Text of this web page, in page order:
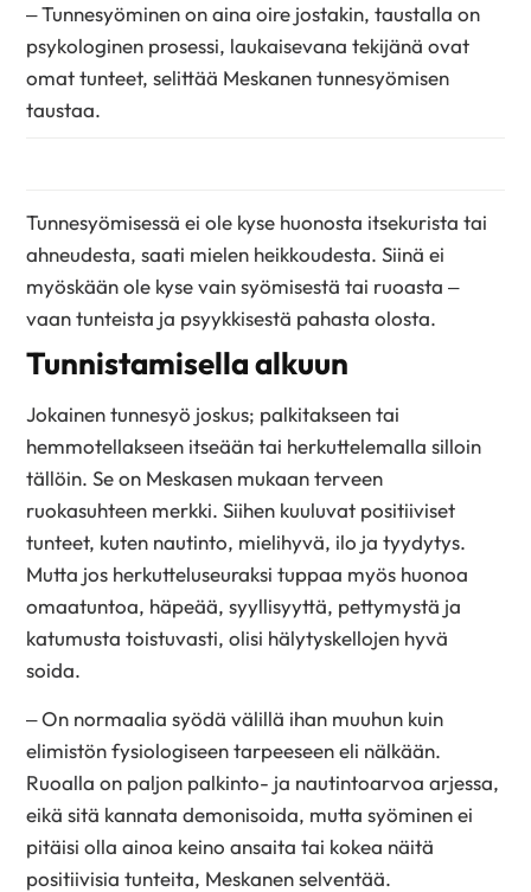
– Tunnesyöminen on aina oire jostakin, taustalla on
psykologinen prosessi, laukaisevana tekijänä ovat
omat tunteet, selittää Meskanen tunnesyömisen
taustaa.
Tunnesyömisessä ei ole kyse huonosta itsekurista tai
ahneudesta, saati mielen heikkoudesta. Siinä ei
myöskään ole kyse vain syömisestä tai ruoasta –
vaan tunteista ja psyykkisestä pahasta olosta.
Tunnistamisella alkuun
Jokainen tunnesyö joskus; palkitakseen tai
hemmotellakseen itseään tai herkuttelemalla silloin
tällöin. Se on Meskasen mukaan terveen
ruokasuhteen merkki. Siihen kuuluvat positiiviset
tunteet, kuten nautinto, mielihyvä, ilo ja tyydytys.
Mutta jos herkutteluseuraksi tuppaa myös huonoa
omaatuntoa, häpeää, syyllisyyttä, pettymystä ja
katumusta toistuvasti, olisi hälytyskellojen hyvä
soida.
– On normaalia syödä välillä ihan muuhun kuin
elimistön fysiologiseen tarpeeseen eli nälkään.
Ruoalla on paljon palkinto- ja nautintoarvoa arjessa,
eikä sitä kannata demonisoida, mutta syöminen ei
pitäisi olla ainoa keino ansaita tai kokea näitä
positiivisia tunteita, Meskanen selventää.